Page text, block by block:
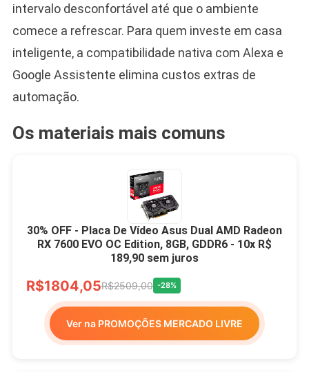
intervalo desconfortável até que o ambiente
comece a refrescar. Para quem investe em casa
inteligente, a compatibilidade nativa com Alexa e
Google Assistente elimina custos extras de
automação.
Os materiais mais comuns
30% OFF - Placa De Vídeo Asus Dual AMD Radeon
RX 7600 EVO OC Edition, 8GB, GDDR6 - 10x R$
189,90 sem juros
R$1804,05R$2509,00 -28%
Ver na PROMOÇÕES MERCADO LIVRE